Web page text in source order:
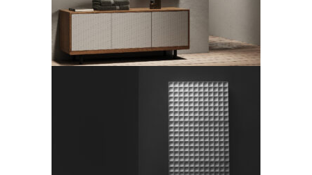
Waffle – Antrax